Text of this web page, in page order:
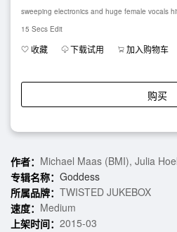
sweeping electronics and huge female vocals
15 Secs Edit
收藏 下载试用 加入购物车
购买
作者： Michael Maas (BMI), Julia
专辑名称： Goddess
所属品牌： TWISTED JUKEBOX
速度： Medium
上架时间： 2015-03